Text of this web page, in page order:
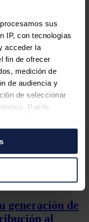
procesamos sus
IP, con tecnologías
acceder la
fin de ofrecer
medición de
de audiencia y
de seleccionar
Puede
o clicando en
su ubicación
precisión de varios
activamente
de
el sur de
renovable
generación de
al